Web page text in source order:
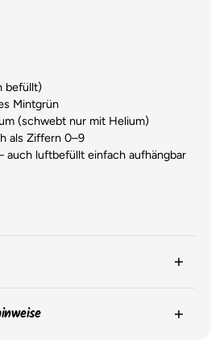
befüllt)
Mintgrün
(schwebt nur mit Helium)
als Ziffern 0–9
auch luftbefüllt einfach aufhängbar
können aufgrund von